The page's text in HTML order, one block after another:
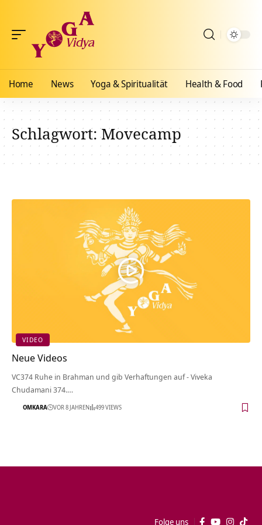
Home News Yoga & Spiritualität Health & Food
Schlagwort:Movecamp
VIDEO
Neue Videos
VC374 Ruhe in Brahman und gib Verhaftungen auf - Viveka
Chudamani 374.…
OMKARA VOR 8 JAHREN 499 VIEWS
Folge uns